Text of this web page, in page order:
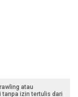
atau
tanpa izin tertulis dari